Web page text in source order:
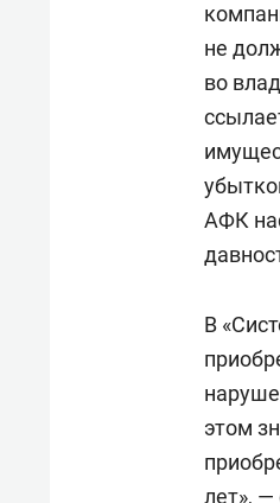
не
во
АФК
В
этом
лет»,